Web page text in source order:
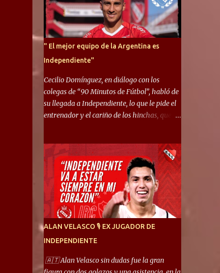
" El mejor equipo de la Argentina es
Independiente"
Cecilio Domínguez, en diálogo con los
colegas de “90 Minutos de Fútbol”, habló de
su llegada a Independiente, lo que le pide el
entrenador y el cariño de los hinchas, que se
ayuda a que me adapte rápidamente, soy un
hombre alegre y abierto. Creo que lo estoy
haciendo muy bien. Cuando llegué, llegué a
un Independiente que juega muy dinámico y
me gusta mucho. Me favorece por la forma
de jugar mía y eso también ayudó a que me
adapte”. “Me siento mejor por izquierda,
pero me gusta mucho jugar de 9, y juego sin
problemas por derecha también. Jugar de 9
y de extremo por izquierda es diferente. A mi
me gusta jugar por fuera, porque tengo mas
ALAN VELASCO 🎙 EX JUGADOR DE
INDEPENDIENTE
🇦🇹 Alan Velasco sin dudas fue la gran